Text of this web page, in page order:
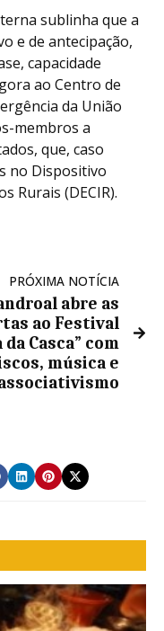
sublinha que a
e de antecipação,
capacidade
ao Centro de
da União
membros a
que, caso
no Dispositivo
Rurais (DECIR).
PRÓXIMA NOTÍCIA
abre as
ao Festival
da Casca” com
música e